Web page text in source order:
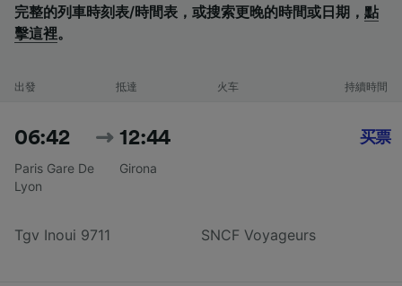
完整的列車時刻表/時間表，或搜索更晚的時間或日期， 點
擊這裡。
出發 抵達 火车 持續時間
06:42
Paris Gare De
Lyon
12:44
Girona
Tgv Inoui 9711 SNCF Voyageurs
买票